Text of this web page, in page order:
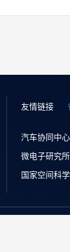
友情链接
汽车协同中心
微电子研究所
国家空间科